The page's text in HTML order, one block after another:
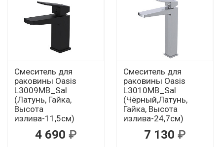
Смеситель для
раковины Oasis
L3009МB_Sal
(Латунь, Гайка,
Высота
излива-11,5см)
4 690
Смеситель для
раковины Oasis
L3010МB_Sal
(Чёрный,Латунь,
Гайка, Высота
излива-24,7см)
7 130